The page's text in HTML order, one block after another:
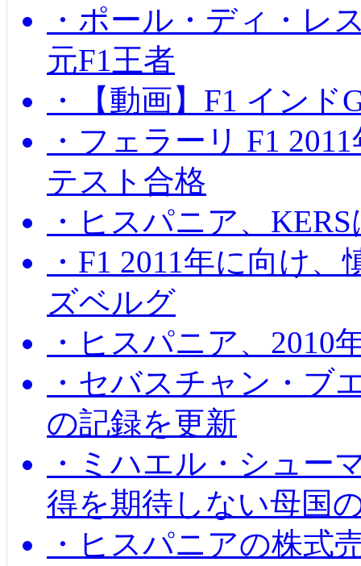
・ポール・ディ・レ
元F1王者
・【動画】F1 イン
・フェラーリ F1
テスト合格
・ヒスパニア、
・F1 2011年に向け
ズベルグ
・ヒスパニア、2010
・セバスチャン・ブ
の記録を更新
・ミハエル・シュー
得を期待しない母国
・ヒスパニアの株式